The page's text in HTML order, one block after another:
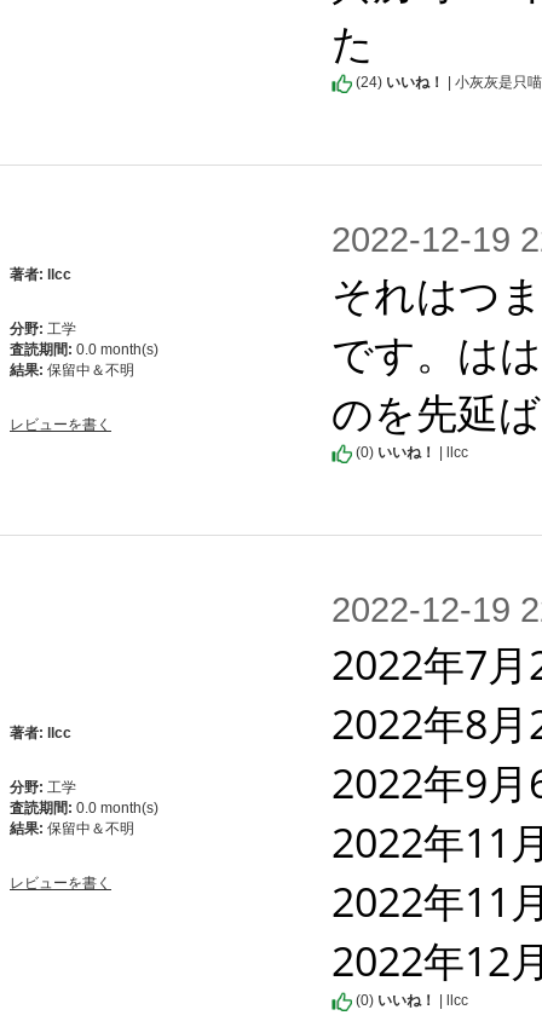
た
(24) いいね！ | 小灰灰是只喵
著者: llcc
分野: 工学
査読期間: 0.0 month(s)
結果: 保留中＆不明
レビューを書く
2022-12-19
それはつ
です。は
のを先延
(0) いいね！ | llcc
著者: llcc
分野: 工学
査読期間: 0.0 month(s)
結果: 保留中＆不明
レビューを書く
2022-12-19
2022年7
2022年8
2022年9
2022年11
2022年11
2022年12
(0) いいね！ | llcc